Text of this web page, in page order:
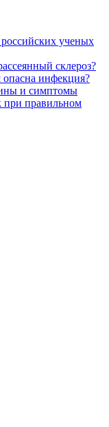
ученых
склероз?
инфекция?
и симптомы
при правильном